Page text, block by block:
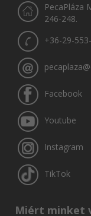
PecaPláza
246-248.
+36-29-
Facebook
Youtube
Instagram
TikTok
Miért minket